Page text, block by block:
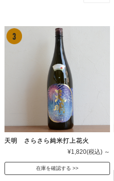
天明 さらさら純米打上花火
¥1,820(税込) ～
在庫を確認する